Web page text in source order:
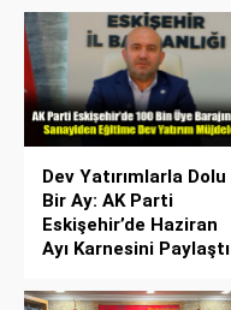
Dev Yatırımlarla Dolu
Bir Ay: AK Parti
Eskişehir’de Haziran
Ayı Karnesini Paylaştı